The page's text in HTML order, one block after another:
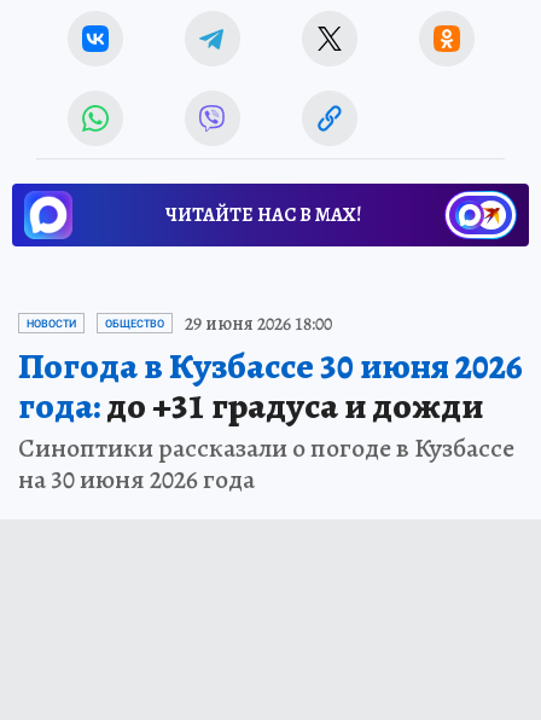
ЧИТАЙТЕ НАС В МАХ!
НОВОСТИ ОБЩЕСТВО 29 июня 2026 18:00
Погода в Кузбассе 30 июня 2026
года:до +31 градуса и дожди
Синоптики рассказали о погоде в Кузбассе
на 30 июня 2026 года